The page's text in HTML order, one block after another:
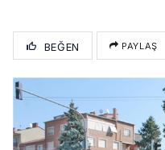
BEĞEN PAYLAŞ